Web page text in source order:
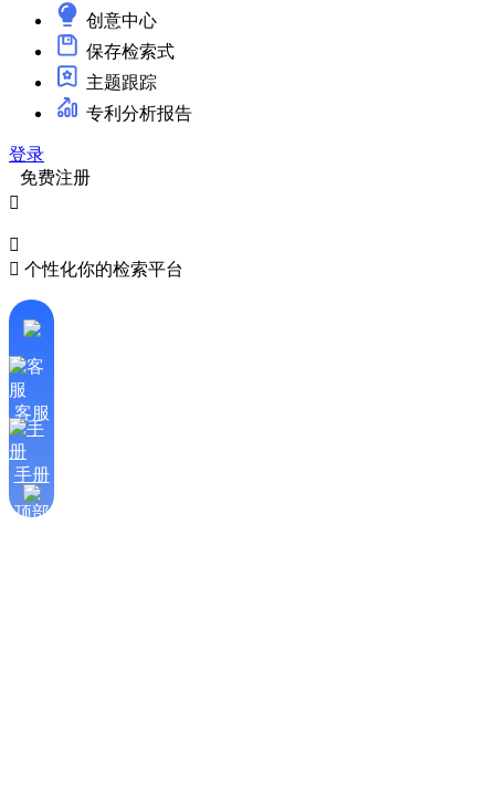
创意中心
保存检索式
主题跟踪
专利分析报告
登录
免费注册


 个性化你的检索平台
客服
手册
顶部